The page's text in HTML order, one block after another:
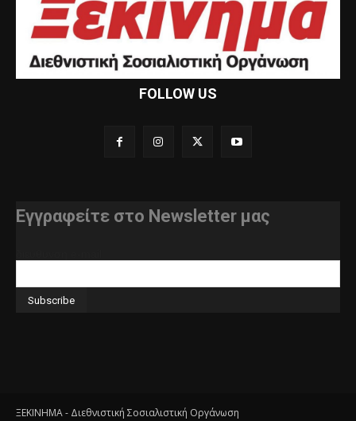
FOLLOW US
Εγγραφείτε στο Newsletter μας
ΞΕΚΙΝΗΜΑ - Διεθνιστική Σοσιαλιστική Οργάνωση